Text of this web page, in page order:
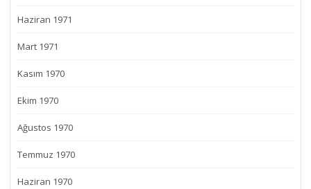
Haziran 1971
Mart 1971
Kasım 1970
Ekim 1970
Ağustos 1970
Temmuz 1970
Haziran 1970